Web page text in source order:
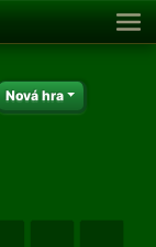
Nová hra